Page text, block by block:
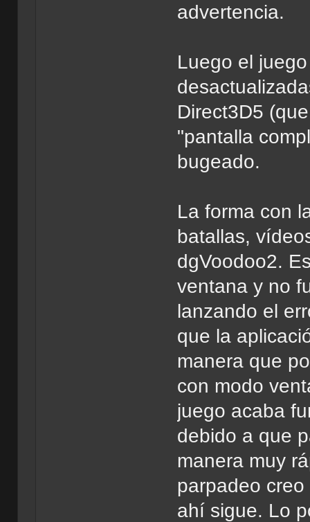
advertencia.
Luego el
Direct3D5
"pantalla
bugeado.
La forma con
batallas,
dgVoodoo2.
ventana y no
lanzando el
que la
manera que
con modo
juego acaba
debido a que
manera muy
parpadeo
ahí sigue. Lo